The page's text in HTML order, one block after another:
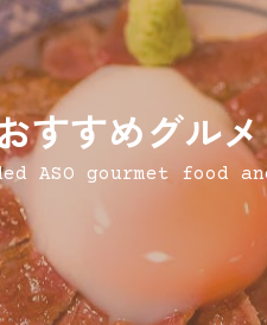
すすめグル
ASO gourmet food